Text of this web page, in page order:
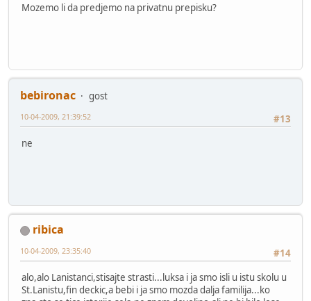
Mozemo li da predjemo na privatnu prepisku?
bebironac
gost
#13
10-04-2009, 21:39:52
ne
ribica
#14
10-04-2009, 23:35:40
alo,alo Lanistanci,stisajte strasti...luksa i ja smo isli u istu skolu u
St.Lanistu,fin deckic,a bebi i ja smo mozda dalja familija...ko